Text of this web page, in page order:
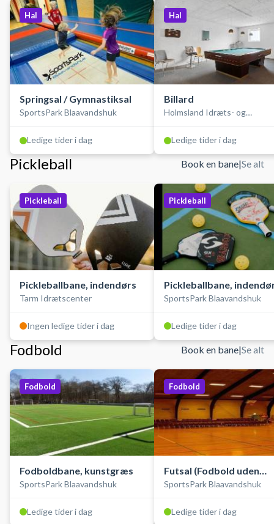
Hal
Springsal / Gymnastiksal
SportsPark Blaavandshuk
Ledige tider i dag
Hal
Billard
Holmsland Idræts- og
Ledige tider i dag
Pickleball Book en bane|Se alt
Pickleball
Pickleballbane, indendørs
Tarm Idrætscenter
Ingen ledige tider i dag
Pickleball
Pickleballbane,
SportsPark Blaavandshuk
Ledige tider i dag
Fodbold Book en bane|Se alt
Fodbold
Fodboldbane, kunstgræs
SportsPark Blaavandshuk
Ledige tider i dag
Fodbold
Futsal (Fodbold uden
bander)
SportsPark Blaavandshuk
Ledige tider i dag